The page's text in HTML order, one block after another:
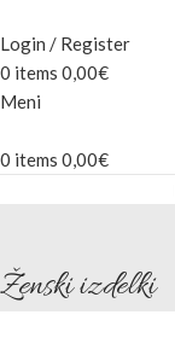
Login / Register
0 items 0,00€
Meni
0 items 0,00€
Ženski izdelki